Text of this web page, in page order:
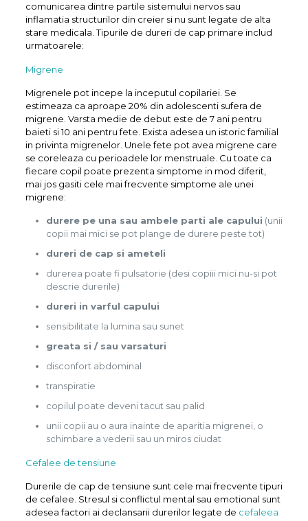
comunicarea dintre partile sistemului nervos sau
inflamatia structurilor din creier si nu sunt legate de alta
stare medicala. Tipurile de dureri de cap primare includ
urmatoarele:
Migrene
Migrenele pot incepe la inceputul copilariei. Se
estimeaza ca aproape 20% din adolescenti sufera de
migrene. Varsta medie de debut este de 7 ani pentru
baieti si 10 ani pentru fete. Exista adesea un istoric familial
in privinta migrenelor. Unele fete pot avea migrene care
se coreleaza cu perioadele lor menstruale. Cu toate ca
fiecare copil poate prezenta simptome in mod diferit,
mai jos gasiti cele mai frecvente simptome ale unei
migrene:
durere pe una sau ambele parti ale capului (unii
copii mai mici se pot plange de durere peste tot)
dureri de cap si ameteli
durerea poate fi pulsatorie (desi copiii mici nu-si pot
descrie durerile)
dureri in varful capului
sensibilitate la lumina sau sunet
greata si / sau varsaturi
disconfort abdominal
transpiratie
copilul poate deveni tacut sau palid
unii copii au o aura inainte de aparitia migrenei, o
schimbare a vederii sau un miros ciudat
Cefalee de tensiune
Durerile de cap de tensiune sunt cele mai frecvente tipuri
de cefalee. Stresul si conflictul mental sau emotional sunt
adesea factori ai declansarii durerilor legate de cefaleea